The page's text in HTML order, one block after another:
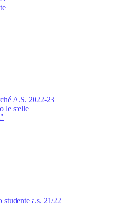
A.S. 2022-23
le stelle
studente a.s. 21/22